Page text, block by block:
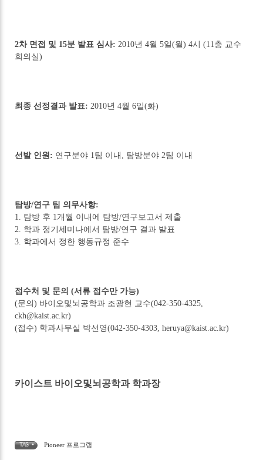
2차 면접 및 15분 발표 심사: 2010년 4월 5일(월) 4시 (11층 교수
회의실)
최종 선정결과 발표: 2010년 4월 6일(화)
선발 인원: 연구분야 1팀 이내, 탐방분야 2팀 이내
탐방/연구 팀 의무사항:
1. 탐방 후 1개월 이내에 탐방/연구보고서 제출
2. 학과 정기세미나에서 탐방/연구 결과 발표
3. 학과에서 정한 행동규정 준수
접수처 및 문의 (서류 접수만 가능)
(문의) 바이오및뇌공학과 조광현 교수(042-350-4325,
ckh@kaist.ac.kr)
(접수) 학과사무실 박선영(042-350-4303, heruya@kaist.ac.kr)
카이스트 바이오및뇌공학과 학과장
TAG • Pioneer 프로그램